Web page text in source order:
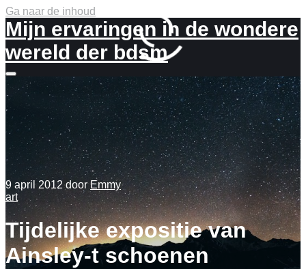
Ga naar de inhoud
Mijn ervaringen in de wondere
wereld der bdsm
Meer
info
9 april 2012door Emmy
art
Tijdelijke expositie van
Ainsley-t schoenen